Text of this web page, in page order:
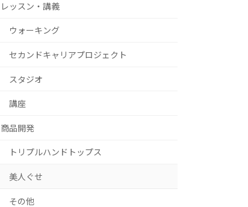
レッスン・講義
ウォーキング
セカンドキャリアプロジェクト
スタジオ
講座
商品開発
トリプルハンドトップス
美人ぐせ
その他